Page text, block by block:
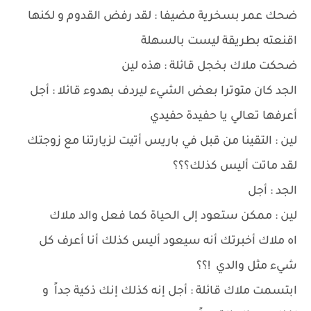
ضحك عمر بسخرية مضيفا : لقد رفض القدوم و لكنها
اقنعته بطريقة ليست بالسهلة
ضحكت ملاك بخجل قائلة : هذه لين
الجد كان متوترا بعض الشيء ليردف بهدوء قائلا : أجل
أعرفها تعالي يا حفيدة حفيدي
لين : التقينا من قبل في باريس أتيت لزيارتنا مع زوجتك
لقد ماتت أليس كذلك؟؟؟
الجد : أجل
لين : ممكن ستعود إلى الحياة كما فعل والد ملاك
اه ملاك أخبرتك أنه سيعود أليس كذلك أنا أعرف كل
شيء مثل والدي !؟؟
ابتسمت ملاك قائلة : أجل إنه كذلك إنك ذكية جداً و